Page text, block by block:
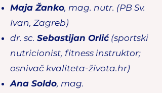
Maja Žanko, mag. nutr. (PB Sv.
Ivan, Zagreb)
dr. sc. Sebastijan Orlić (sportski
nutricionist, fitness instruktor;
osnivač kvaliteta-života.hr)
Ana Soldo, mag.